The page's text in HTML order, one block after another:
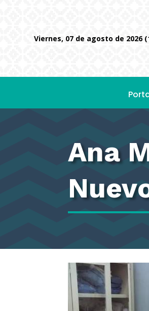
viernes, 07 de agosto de 2026
Ana